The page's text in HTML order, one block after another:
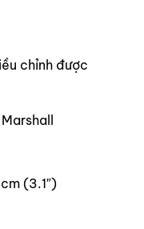
chỉnh được
(3.1″)